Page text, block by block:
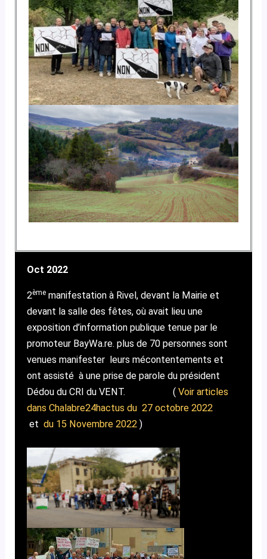
Oct 2022
2ème manifestation à Rivel, devant la Mairie et
devant la salle des fêtes, où avait lieu une
exposition d’information publique tenue par le
promoteur BayWa.re. plus de 70 personnes sont
venues manifester leurs mécontentements et
ont assisté à une prise de parole du président
Dédou du CRI du VENT. ( Voir articles
dans Chalabre24hactus du 27 octobre 2022
etdu 15 Novembre 2022 )